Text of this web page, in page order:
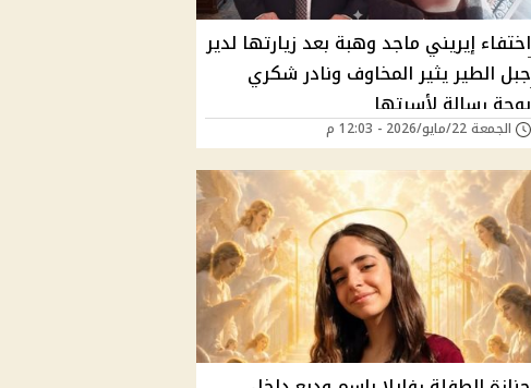
اختفاء إيريني ماجد وهبة بعد زيارتها لدير
جبل الطير يثير المخاوف ونادر شكري
يوجة رسالة لأسرتها
الجمعة 22/مايو/2026 - 12:03 م